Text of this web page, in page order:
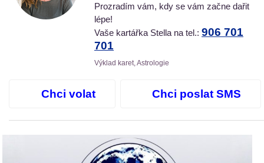
Prozradím vám, kdy se vám začne dařit
lépe!
Vaše kartářka Stella na tel.: 906 701
701
Výklad karet, Astrologie
Chci volat Chci poslat SMS